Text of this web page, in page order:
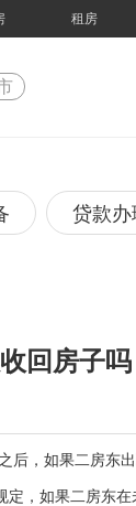
租房
贷款办
回房子吗
后，如果二房东
定，如果二房东